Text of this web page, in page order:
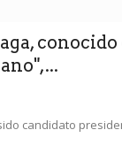
conocido
candidato